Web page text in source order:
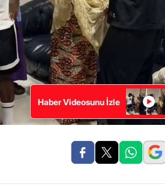
Haber Videosunu İzle